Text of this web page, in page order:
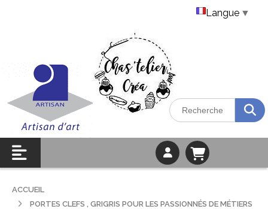
ACCUEIL
PORTES CLEFS , GRIGRIS POUR LES PASSIONNÉS DE MÉTIERS
Langue ▼